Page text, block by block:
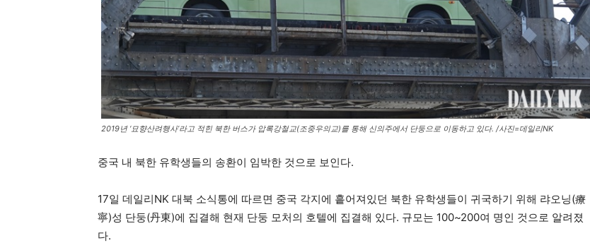
2019년 ‘묘향산려행사’라고 적힌 북한 버스가 압록강철교(조중우의교)를 통해 신의주에서 단둥으로 이동하고 있다. /사진=데일리NK
중국 내 북한 유학생들의 송환이 임박한 것으로 보인다.
17일 데일리NK 대북 소식통에 따르면 중국 각지에 흩어져있던 북한 유학생들이 귀국하기 위해 랴오닝(療
寧)성 단둥(丹東)에 집결해 현재 단둥 모처의 호텔에 집결해 있다. 규모는 100~200여 명인 것으로 알려졌
다.